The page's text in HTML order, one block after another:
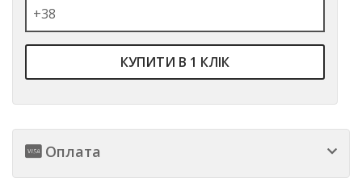
КУПИТИ В 1 КЛІК
Оплата